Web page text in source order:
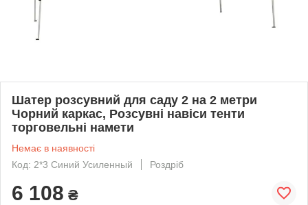
Шатер розсувний для саду 2 на 2 метри
Чорний каркас, Розсувні навіси тенти
торговельні намети
Немає в наявності
Код: 2*3 Синий Усиленный
Роздріб
6 108 ₴